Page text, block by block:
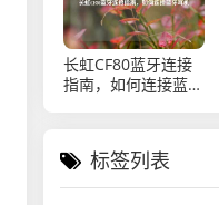
长虹CF80蓝牙连接
指南，如何连接蓝牙
标签列表